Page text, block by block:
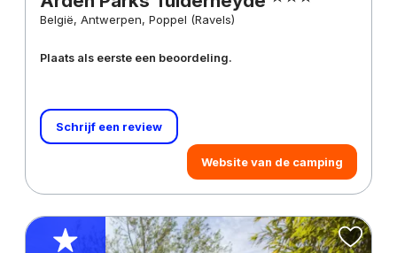
België, Antwerpen, Poppel (Ravels)
Plaats als eerste een beoordeling.
Schrijf een review
Website van de camping